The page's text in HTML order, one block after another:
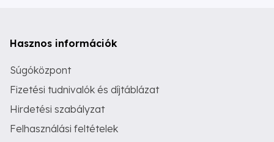
Hasznos információk
Súgóközpont
Fizetési tudnivalók és díjtáblázat
Hirdetési szabályzat
Felhasználási feltételek